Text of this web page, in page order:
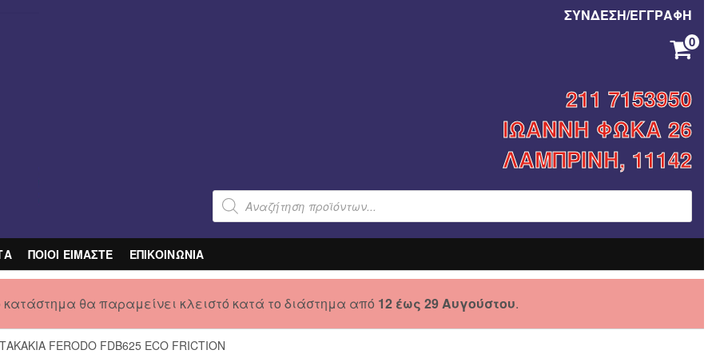
ΣΥΝΔΕΣΗ/ΕΓΓΡΑΦΗ
0
211 7153950
ΙΩΑΝΝΗ ΦΩΚΑ 26
ΛΑΜΠΡΙΝΗ, 11142
Products
search
ΠΟΙΟΙ ΕΙΜΑΣΤΕ ΕΠΙΚΟΙΝΩΝΙΑ
θα παραμείνει κλειστό κατά το διάστημα από 12 έως 29 Αυγούστου.
FERODO FDB625 ECO FRICTION